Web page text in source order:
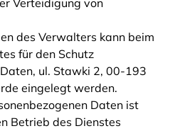
Verteidigung von
des Verwalters kann beim
für den Schutz
ul. Stawki 2, 00-193
eingelegt werden.
Daten ist
Betrieb des Dienstes